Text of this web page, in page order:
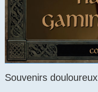
Souvenirs douloureux